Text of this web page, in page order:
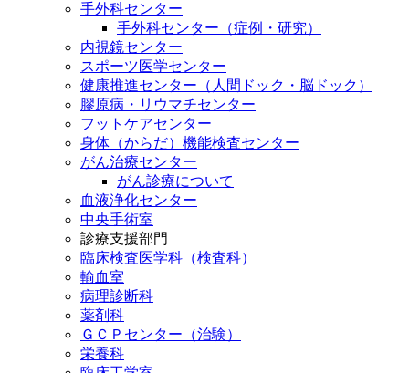
手外科センター
手外科センター（症例・研究）
内視鏡センター
スポーツ医学センター
健康推進センター（人間ドック・脳ドック）
膠原病・リウマチセンター
フットケアセンター
身体（からだ）機能検査センター
がん治療センター
がん診療について
血液浄化センター
中央手術室
診療支援部門
臨床検査医学科（検査科）
輸血室
病理診断科
薬剤科
ＧＣＰセンター（治験）
栄養科